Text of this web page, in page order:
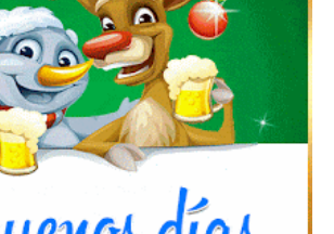
de pantalla de feliz navidad